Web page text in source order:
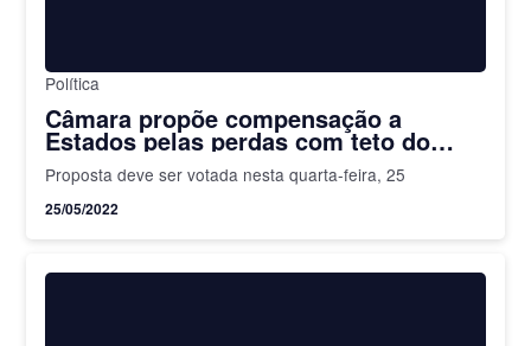
Política
Câmara propõe compensação a
Estados pelas perdas com teto do
ICMS
Proposta deve ser votada nesta quarta-feira, 25
25/05/2022